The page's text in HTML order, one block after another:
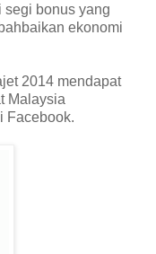
segi bonus yang
ekonomi
2014 mendapat
Malaysia
Facebook.